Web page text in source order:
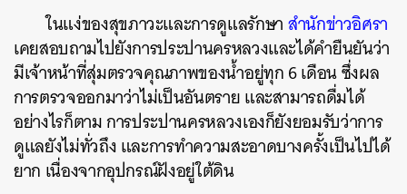
ในแง่ของสุขภาวะและการดูแลรักษาสำนักข่าวอิศรา
เคยสอบถามไปยังการประปานครหลวงและได้คำยืนยันว่า
มีเจ้าหน้าที่สุ่มตรวจคุณภาพของน้ำอยู่ทุก 6 เดือน ซึ่งผล
การตรวจออกมาว่าไม่เป็นอันตราย และสามารถดื่มได้
อย่างไรก็ตาม การประปานครหลวงเองก็ยังยอมรับว่าการ
ดูแลยังไม่ทั่วถึง และการทำความสะอาดบางครั้งเป็นไปได้
ยาก เนื่องจากอุปกรณ์ฝังอยู่ใต้ดิน